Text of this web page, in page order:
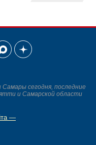
сегодня, последние
и Самарской области
—